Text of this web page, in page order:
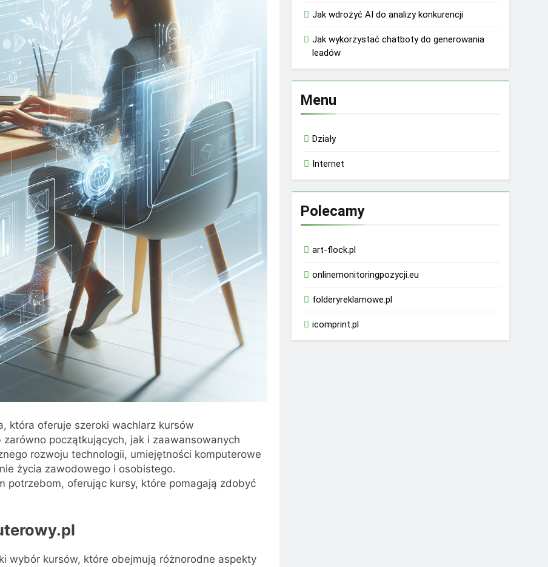
która oferuje szeroki wachlarz kursów
początkujących, jak i zaawansowanych
rozwoju technologii, umiejętności komputerowe
życia zawodowego i osobistego.
potrzebom, oferując kursy, które pomagają zdobyć
wybór kursów, które obejmują różnorodne aspekty
Jak wdrożyć AI do analizy konkurencji
Jak wykorzystać chatboty do generowania
leadów
Menu
Działy
Internet
Polecamy
art-flock.pl
onlinemonitoringpozycji.eu
folderyreklamowe.pl
icomprint.pl